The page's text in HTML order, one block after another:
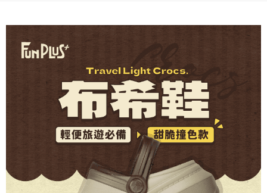
２．訂單成立數日內，您將收到繳費通知簡訊。
３．收到繳費通知簡訊後14天內，點擊此簡訊中的連結，可透過四大超商／
ATM／網路銀行／等多元方式進行付款，方視為交易完成。
※ 請注意：結帳手續完成當下不需立刻繳費，但若您需要取消訂單，請聯絡
購買商品的店家。未經商家同意取消之訂單仍視為有效，需透過AFTEE先享
後付繳納相關費用。
※ 交易是否成功請以「AFTEE先享後付 」之結帳頁面顯示為準，若有關於
是否繳費成功／繳費後需取消欲退款等相關疑問，請聯繫「AFTEE先享後付
客戶支援中心」 https://netprotections.freshdesk.com/support/home
１．透過由恩沛科技股份有限公司提供之「AFTEE先享後付」服務完成之交
易，需依本服務之必要範圍內提供個人資料，並將交易相關給付款項請求債
權轉讓予恩沛科技股份有限公司。
２．關於個人資料處理事宜，請瀏覽以下網址：
https://aftee.tw/terms/#terms3
7-11取貨付款
每筆NT$80，滿NT$490(含以上)免運費
付款後 7-11取貨
每筆NT$80，滿NT$490(含以上)免運費
每筆NT$80，滿NT$490(含以上)免運費
每筆NT$150，滿NT$800(含以上)免運費